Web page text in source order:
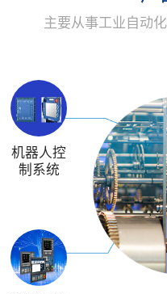
主要从事工业自动
机器人控
制系统